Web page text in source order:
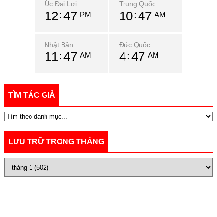
Úc Đại Lợi
12 47 PM
Trung Quốc
10 47 AM
Nhật Bản
11 47 AM
Đức Quốc
4 47 AM
TÌM TÁC GIẢ
LƯU TRỮ TRONG THÁNG